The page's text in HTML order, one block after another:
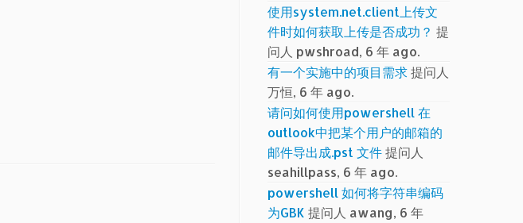
使用system.net.client上传文
件时如何获取上传是否成功？ 提
问人 pwshroad, 6 年 ago.
有一个实施中的项目需求提问人
万恒, 6 年 ago.
请问如何使用powershell 在
outlook中把某个用户的邮箱的
邮件导出成.pst 文件提问人
seahillpass, 6 年 ago.
powershell 如何将字符串编码
为GBK 提问人 awang, 6 年